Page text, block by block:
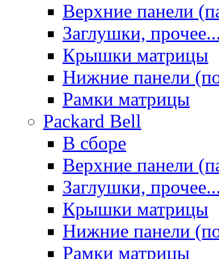
Верхние панели
Заглушки,
Крышки матрицы
Нижние панели
Рамки матрицы
Packard Bell
В сборе
Верхние панели
Заглушки,
Крышки матрицы
Нижние панели
Рамки матрицы